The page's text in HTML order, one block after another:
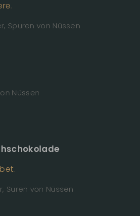
Spuren von Nüssen
Nüssen
Suren von Nüssen